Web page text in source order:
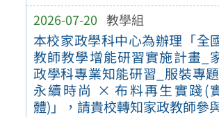
2026-07-20 教學組
本校家政學科中心為辦理「全
教師教學增能研習實施計畫_
政學科專業知能研習_服裝專
永續時尚 × 布料再生實踐(
體)」，請貴校轉知家政教師參